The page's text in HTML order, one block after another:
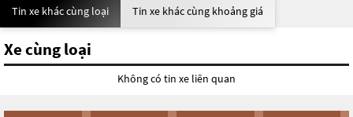
Tin xe khác cùng loại Tin xe khác cùng khoảng giá
Xe cùng loại
Không có tin xe liên quan